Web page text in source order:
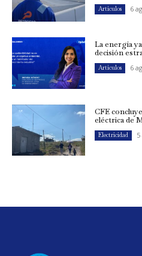
Artículos 6
La energía
decisión
Artículos 6
CFE
eléctrica de
Electricidad